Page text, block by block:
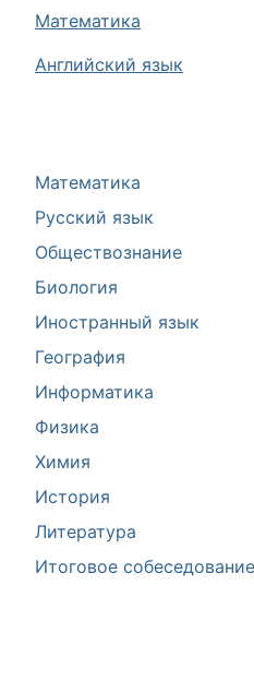
Математика
Русский язык
Обществознание
Биология
Иностранный язык
География
Информатика
Физика
Химия
История
Литература
Итоговое собеседование
Математика
Английский язык